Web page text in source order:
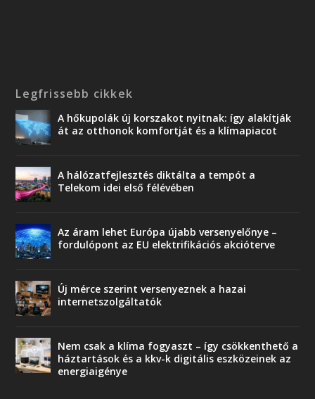
Legfrissebb cikkek
A hőkupolák új korszakot nyitnak: így alakítják
át az otthonok komfortját és a klímapiacot
A hálózatfejlesztés diktálta a tempót a
Telekom idei első félévében
Az áram lehet Európa újabb versenyelőnye –
fordulópont az EU elektrifikációs akcióterve
Új mérce szerint versenyeznek a hazai
internetszolgáltatók
Nem csak a klíma fogyaszt – így csökkenthető a
háztartások és a kkv-k digitális eszközeinek az
energiaigénye